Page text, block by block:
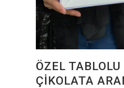
ÖZEL
ÇIKOLATA